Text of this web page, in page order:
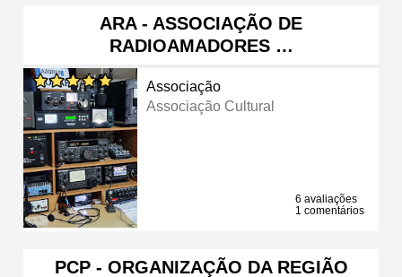
ARA - ASSOCIAÇÃO DE
RADIOAMADORES …
Associação
Associação Cultural
6 avaliações
1 comentários
PCP - ORGANIZAÇÃO DA REGIÃO